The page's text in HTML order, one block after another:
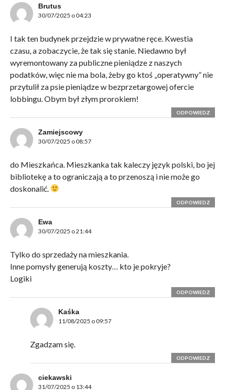
Brutus
30/07/2025 o 04:23
I tak ten budynek przejdzie w prywatne ręce. Kwestia
czasu, a zobaczycie, że tak się stanie. Niedawno był
wyremontowany za publiczne pieniądze z naszych
podatków, więc nie ma bola, żeby go ktoś „operatywny” nie
przytulił za psie pieniądze w bezprzetargowej ofercie
lobbingu. Obym był złym prorokiem!
ODPOWIEDZ
Zamiejscowy
30/07/2025 o 08:57
do Mieszkańca. Mieszkanka tak kaleczy język polski, bo jej
bibliotekę a to ograniczają a to przenoszą i nie może go
doskonalić.
ODPOWIEDZ
Ewa
30/07/2025 o 21:44
Tylko do sprzedaży na mieszkania.
Inne pomysły generują koszty… kto je pokryje?
Logiki
ODPOWIEDZ
Kaśka
11/08/2025 o 09:57
Zgadzam się.
ODPOWIEDZ
ciekawski
31/07/2025 o 13:44